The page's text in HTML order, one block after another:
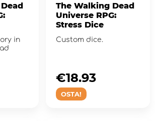
in
The Walking Dead
Universe RPG:
Stress Dice
Custom dice.
OSTA!
€18.93